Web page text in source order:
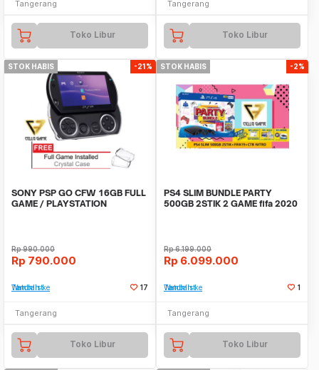
Tangerang
Toko Libur
Tangerang
Toko Libur
STOK HABIS -21%
SONY PSP GO CFW 16GB FULL
GAME / PLAYSTATION
Rp990.000
Rp 790.000
Tambah ke Watchlist 17
Tangerang
Toko Libur
STOK HABIS -2%
PS4 SLIM BUNDLE PARTY
500GB 2STIK 2 GAME fifa 2020
Rp6.199.000
Rp 6.099.000
Tambah ke Watchlist 1
Tangerang
Toko Libur